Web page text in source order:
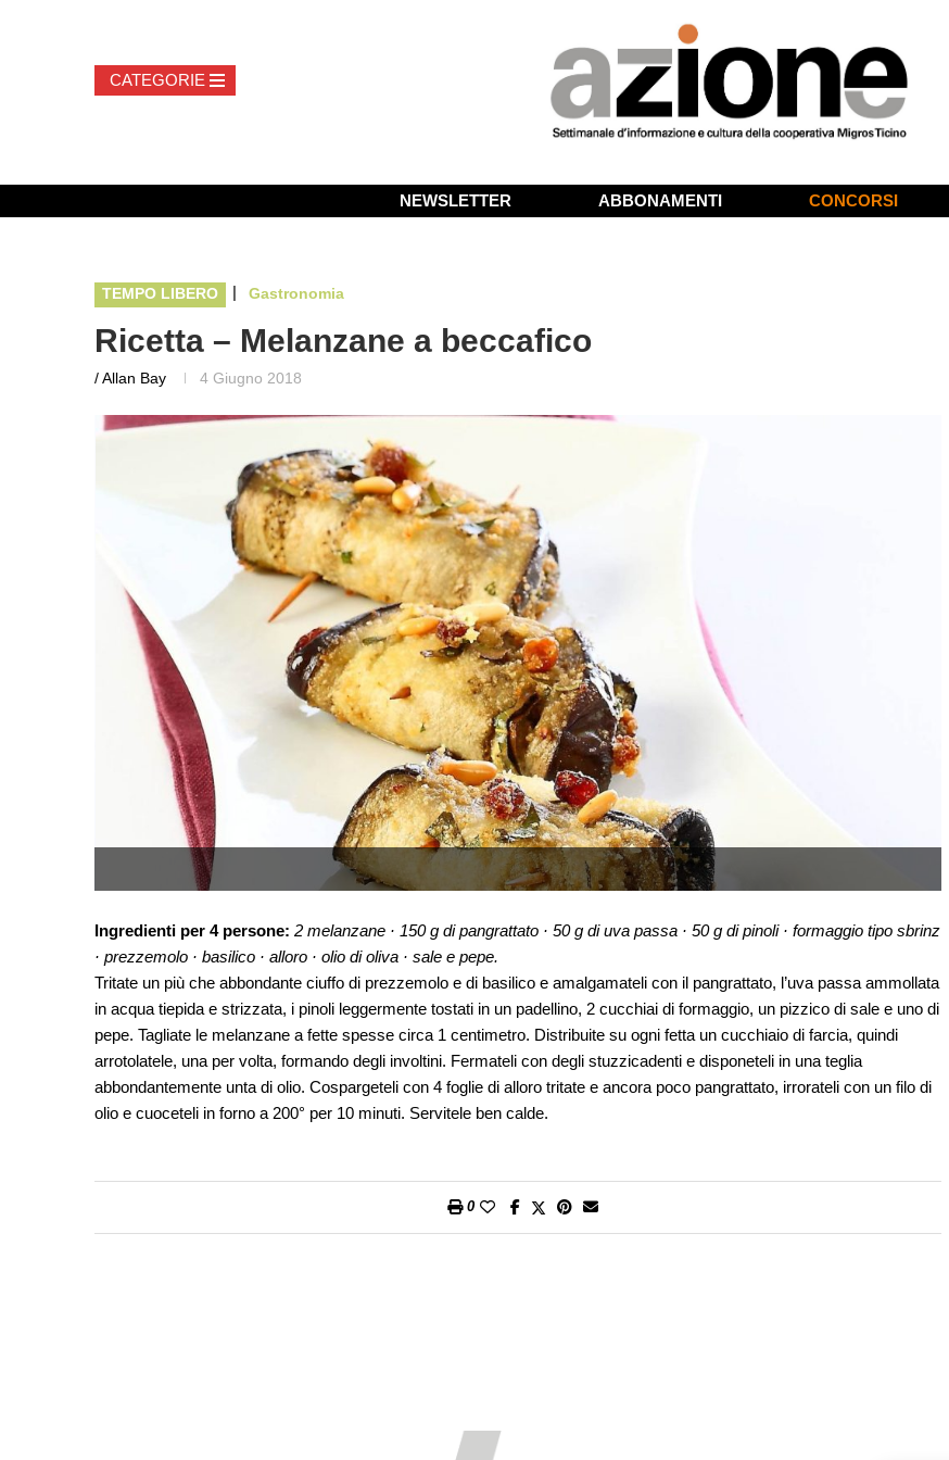
NEWSLETTER ABBONAMENTI CONCORSI
TEMPO LIBERO | Gastronomia
Ricetta – Melanzane a beccafico
/ Allan Bay 4 Giugno 2018
Ingredienti per 4 persone: 2 melanzane · 150 g di pangrattato · 50 g di uva passa · 50 g di pinoli· formaggio tipo sbrinz
· prezzemolo · basilico · alloro · olio di oliva · sale e pepe.
Tritate un più che abbondante ciuffo di prezzemolo e di basilico e amalgamateli con il pangrattato, l’uva passa ammollata
in acqua tiepida e strizzata, i pinoli leggermente tostati in un padellino, 2 cucchiai di formaggio, un pizzico di sale e uno di
pepe. Tagliate le melanzane a fette spesse circa 1 centimetro. Distribuite su ogni fetta un cucchiaio di farcia, quindi
arrotolatele, una per volta, formando degli involtini. Fermateli con degli stuzzicadenti e disponeteli in una teglia
abbondantemente unta di olio. Cospargeteli con 4 foglie di alloro tritate e ancora poco pangrattato, irrorateli con un filo di
olio e cuoceteli in forno a 200° per 10 minuti. Servitele ben calde.
0